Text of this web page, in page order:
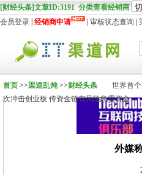
[财经头条]文章ID:3191 分类查看经销商
会员登录 经销商申请 审核状态查询
首页 >>渠道乱炖>>财经头条 世界首
次冲击创业板 传资金链有风险急需资金
外媒